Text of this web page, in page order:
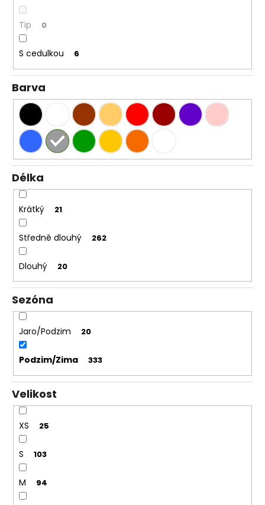
Tip 0
S cedulkou 6
Barva
Délka
Krátký 21
Středně dlouhý 262
Dlouhý 20
Sezóna
Jaro/Podzim 20
Podzim/Zima 333
Velikost
XS 25
S 103
M 94